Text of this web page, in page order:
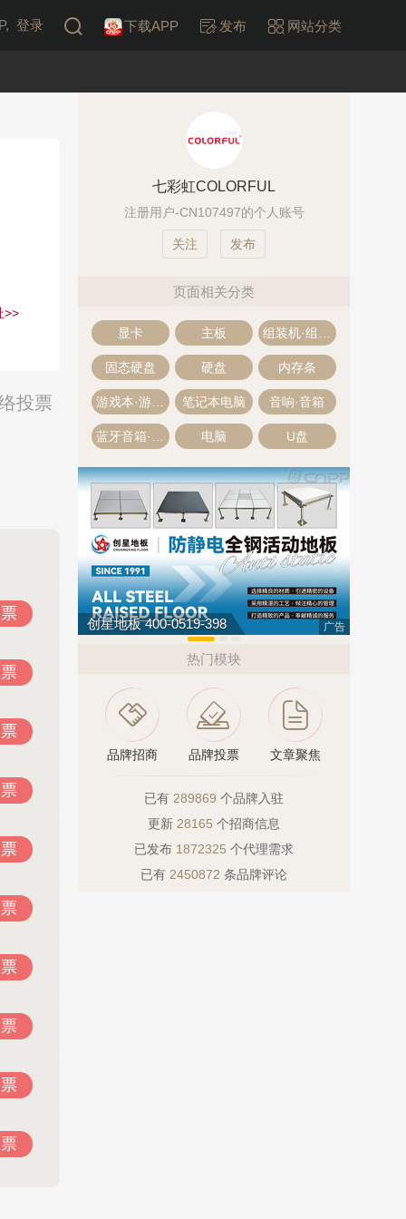
登录 下载APP 发布 网站分类
>>
投票
七彩虹COLORFUL
注册用户-CN107497的个人账号
发布
页面相关分类
显卡 主板
固态硬盘 硬盘 内存条
笔记本电脑 音响·音箱
电脑 U盘
创星地板 400-0519-398 广告
热门模块
品牌招商 品牌投票 文章聚焦
已有 289869 个品牌入驻
更新 28165 个招商信息
已发布 1872325 个代理需求
已有 2450872 条品牌评论